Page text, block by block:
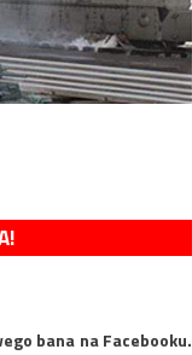
bana na Facebooku.